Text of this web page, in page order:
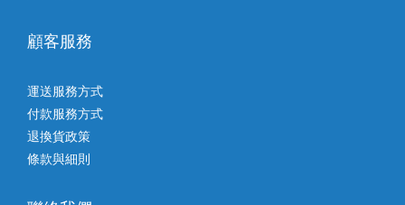
顧客服務
運送服務方式
付款服務方式
退換貨政策
條款與細則